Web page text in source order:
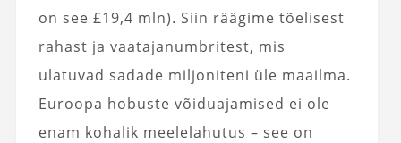
on see £19,4 mln). Siin räägime tõelisest
rahast ja vaatajanumbritest, mis
ulatuvad sadade miljoniteni üle maailma.
Euroopa hobuste võiduajamised ei ole
enam kohalik meelelahutus – see on